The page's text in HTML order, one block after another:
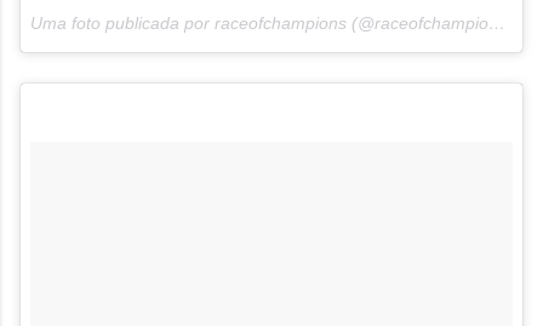
Uma foto publicada por raceofchampions (@raceofchampions) em